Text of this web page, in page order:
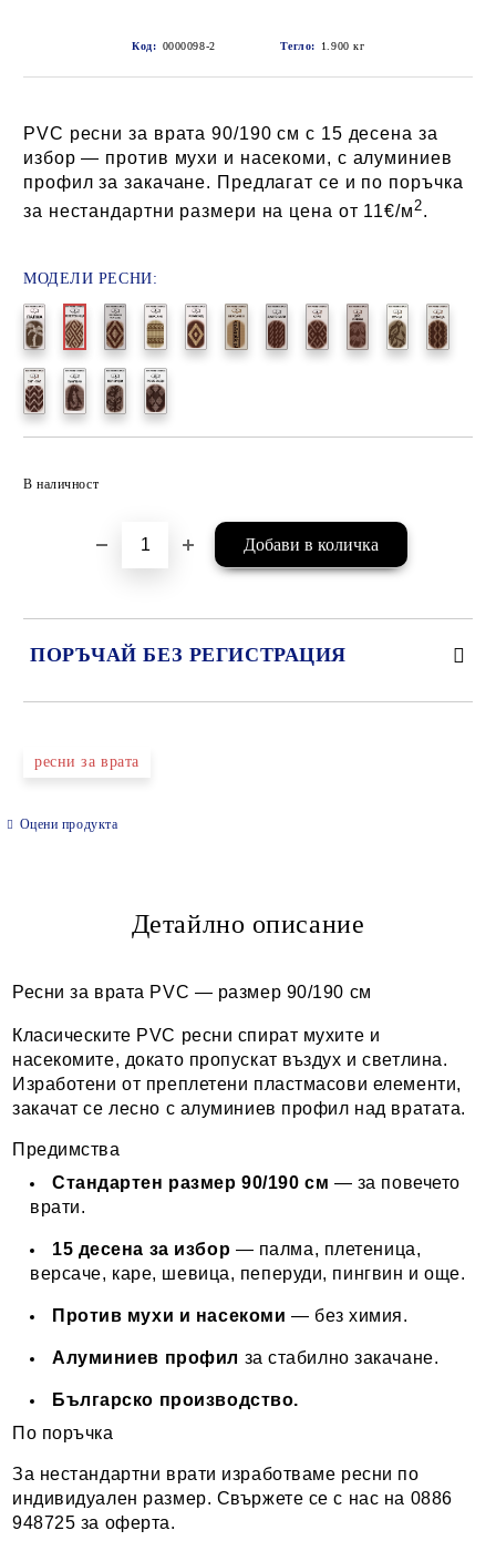
Код: 0000098-2 Тегло: 1.900 кг
PVC ресни за врата 90/190 см с 15 десена за
избор — против мухи и насекоми, с алуминиев
профил за закачане. Предлагат се и по поръчка
за нестандартни размери на цена от 11€/м2.
МОДЕЛИ РЕСНИ:
В наличност
ПОРЪЧАЙ БЕЗ РЕГИСТРАЦИЯ
Ние ще се свържем с вас в рамките на работния ден.
ресни за врата
Оцени продукта
Детайлно описание
Ресни за врата PVC — размер 90/190 см
Класическите PVC ресни спират мухите и
насекомите, докато пропускат въздух и светлина.
Изработени от преплетени пластмасови елементи,
закачат се лесно с алуминиев профил над вратата.
Предимства
Стандартен размер 90/190 см — за повечето
врати.
15 десена за избор — палма, плетеница,
версаче, каре, шевица, пеперуди, пингвин и още.
Против мухи и насекоми — без химия.
Алуминиев профил за стабилно закачане.
Българско производство.
По поръчка
За нестандартни врати изработваме ресни по
индивидуален размер. Свържете се с нас на 0886
948725 за оферта.